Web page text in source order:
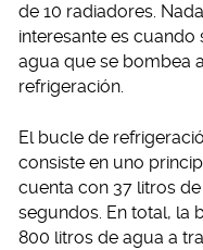
de 10 radiadores.
interesante es
agua que se bombea
refrigeración.
El bucle de
consiste en uno
cuenta con 37 litros
segundos. En total, la
800 litros de agua a